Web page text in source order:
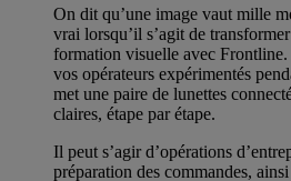
On dit qu’une image vaut mille
vrai lorsqu’il s’agit de
formation visuelle avec
vos opérateurs expérimentés
met une paire de lunettes
claires, étape par étape.
Il peut s’agir d’opérations
préparation des commandes,